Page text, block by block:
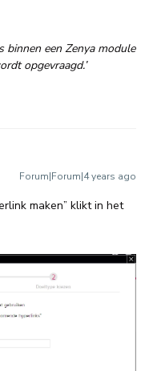
binnen een Zenya module
opgevraagd.’
Forum|Forum|4 years ago
maken” klikt in het